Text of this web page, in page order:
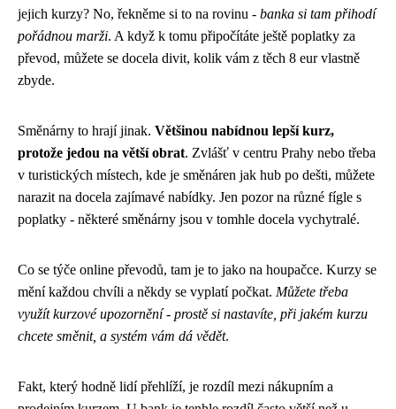
jejich kurzy? No, řekněme si to na rovinu - banka si tam přihodí
pořádnou marži. A když k tomu připočítáte ještě poplatky za
převod, můžete se docela divit, kolik vám z těch 8 eur vlastně
zbyde.
Směnárny to hrají jinak. Většinou nabídnou lepší kurz,
protože jedou na větší obrat. Zvlášť v centru Prahy nebo třeba
v turistických místech, kde je směnáren jak hub po dešti, můžete
narazit na docela zajímavé nabídky. Jen pozor na různé fígle s
poplatky - některé směnárny jsou v tomhle docela vychytralé.
Co se týče online převodů, tam je to jako na houpačce. Kurzy se
mění každou chvíli a někdy se vyplatí počkat. Můžete třeba
využít kurzové upozornění - prostě si nastavíte, při jakém kurzu
chcete směnit, a systém vám dá vědět.
Fakt, který hodně lidí přehlíží, je rozdíl mezi nákupním a